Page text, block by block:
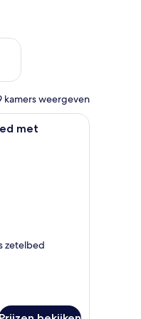
volgend weekend aug
kamers weergeven
door het raam.
met een groot bed, een
met
zetelbed